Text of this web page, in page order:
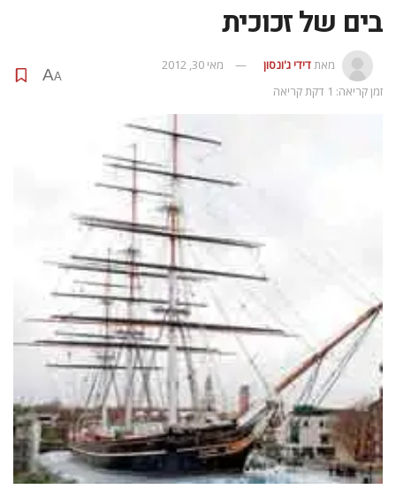
בים של זכוכית
מאתדידי ג'ונסון
מאי 30, 2012
זמן קריאה: 1 דקת קריאה
A
A